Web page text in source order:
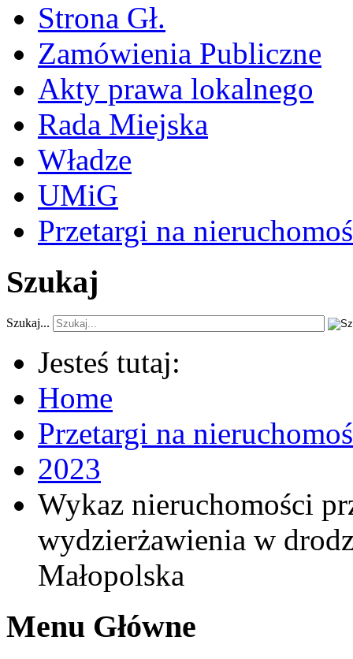
Strona Gł.
Zamówienia Publiczne
Akty prawa lokalnego
Rada Miejska
Władze
UMiG
Przetargi na
Szukaj
Szukaj...
Jesteś tutaj:
Home
Przetargi na
2023
Wykaz nieruchomości
wydzierżawienia w
Małopolska
Menu Główne